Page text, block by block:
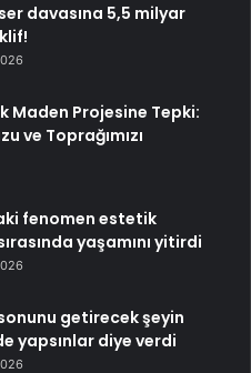
davasına 5,5 milyar
Maden Projesine Tepki:
ve Toprağımızı
fenomen estetik
yaşamını yitirdi
sonunu getirecek şeyin
yapsınlar diye verdi